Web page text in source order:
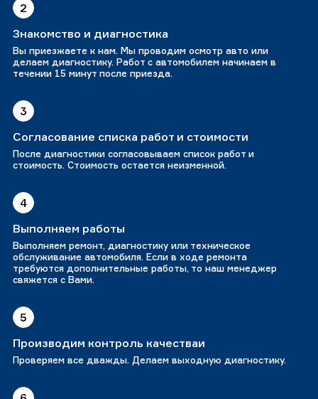
2
Знакомство и диагностика
Вы приезжаете к нам. Мы проводим осмотр авто или
делаем диагностику. Работ с автомобилем начинаем в
течении 15 минут после приезда.
3
Согласование списка работ и стоимости
После диагностики согласовываем список работ и
стоимость. Стоимость остается неизменной.
4
Выполняем работы
Выполняем ремонт, диагностику или техническое
обслуживание автомобиля. Если в ходе ремонта
требуются дополнительные работы, то наш менеджер
свяжется с Вами.
5
Производим контроль качестваи
Проверяем все дважды. Делаем выходную диагностику.